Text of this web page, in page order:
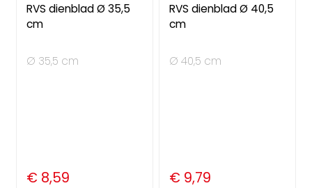
RVS dienblad Ø 35,5
cm
Ø 35,5 cm
€ 8,59
RVS dienblad Ø 40,5
cm
Ø 40,5 cm
€ 9,79